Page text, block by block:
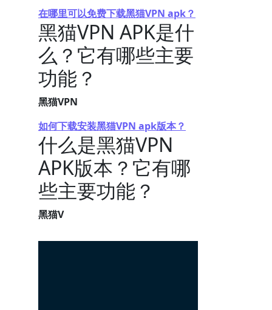
在哪里可以免费下载黑猫VPN apk？
黑猫VPN APK是什
么？它有哪些主要
功能？
黑猫VPN
如何下载安装黑猫VPN apk版本？
什么是黑猫VPN
APK版本？它有哪
些主要功能？
黑猫V